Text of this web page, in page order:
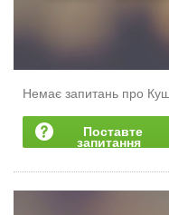
Немає запитань про
Поставте
запитання